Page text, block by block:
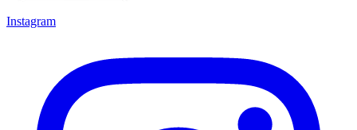
Instagram